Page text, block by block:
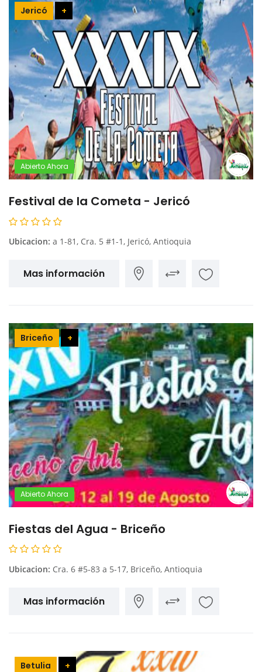
Jericó +
Abierto Ahora
Festival de la Cometa - Jericó
Ubicacion: a 1-81, Cra. 5 #1-1, Jericó, Antioquia
Mas información
Briceño +
Abierto Ahora
Fiestas del Agua - Briceño
Ubicacion: Cra. 6 #5-83 a 5-17, Briceño, Antioquia
Mas información
Betulia +